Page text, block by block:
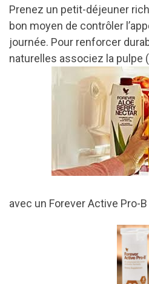
Prenez un petit-déjeuner
bon moyen de contrôler
journée. Pour renforcer
naturelles associez la pulpe
avec un Forever Active Pro-